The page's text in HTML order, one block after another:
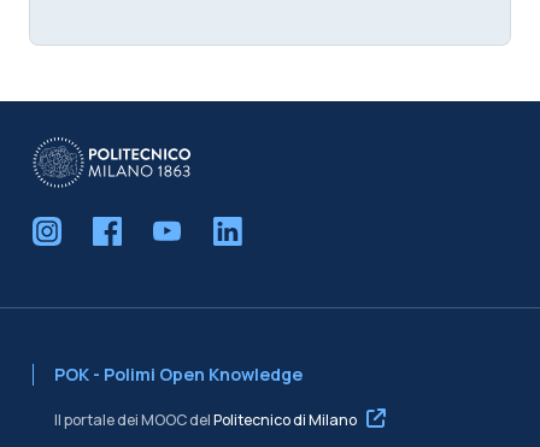
POK - Polimi Open Knowledge
Il portale dei MOOC delPolitecnico di Milano